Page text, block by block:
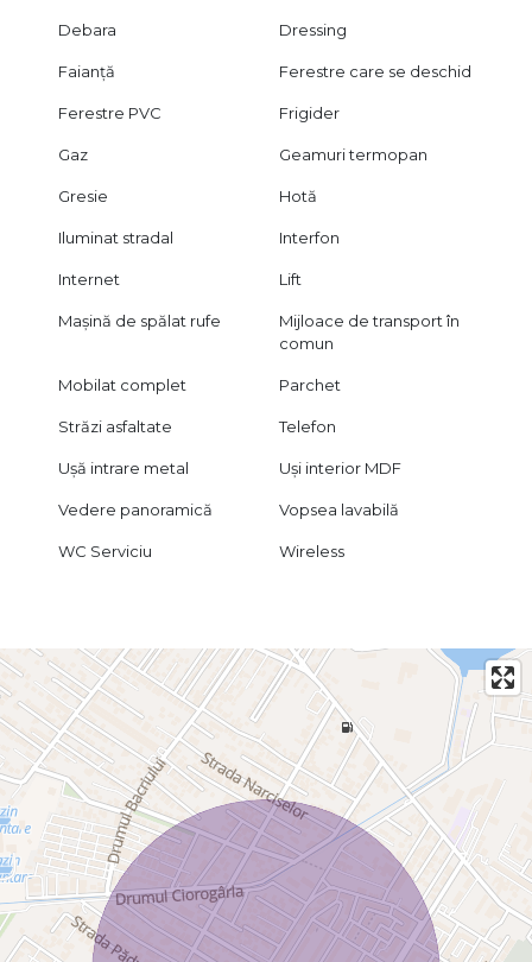
Debara Dressing
Faianță Ferestre care se deschid
Ferestre PVC Frigider
Gaz Geamuri termopan
Gresie Hotă
Iluminat stradal Interfon
Internet Lift
Mașină de spălat rufe
Mijloace de transport în
comun
Mobilat complet Parchet
Străzi asfaltate Telefon
Ușă intrare metal Uși interior MDF
Vedere panoramică Vopsea lavabilă
WC Serviciu Wireless